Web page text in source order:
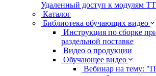
Удаленный доступ к модулям
Каталог
Библиотека обучающих видео
Инструкция по сборке
раздельной поставке
Видео о продукции
Обучающее видео
Вебинар на тему: